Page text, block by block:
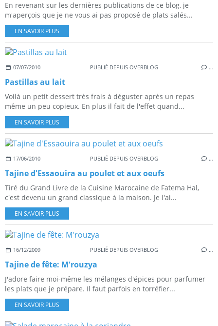
En revenant sur les dernières publications de ce blog, je
m'aperçois que je ne vous ai pas proposé de plats salés...
EN SAVOIR PLUS
07/07/2010 PUBLIÉ DEPUIS OVERBLOG …
Pastillas au lait
Voilà un petit dessert très frais à déguster après un repas
même un peu copieux. En plus il fait de l'effet quand...
EN SAVOIR PLUS
17/06/2010 PUBLIÉ DEPUIS OVERBLOG …
Tajine d'Essaouira au poulet et aux oeufs
Tiré du Grand Livre de la Cuisine Marocaine de Fatema Hal,
c'est devenu un grand classique à la maison. Je l'ai...
EN SAVOIR PLUS
16/12/2009 PUBLIÉ DEPUIS OVERBLOG …
Tajine de fête: M'rouzya
J'adore faire moi-même les mélanges d'épices pour parfumer
les plats que je prépare. Il faut parfois en torréfier...
EN SAVOIR PLUS